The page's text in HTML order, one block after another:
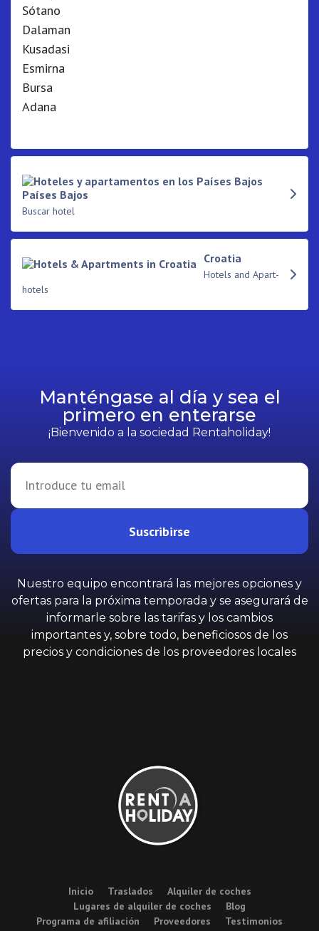
Sótano
Dalaman
Kusadasi
Esmirna
Bursa
Adana
Países Bajos
Buscar hotel
Croatia
Hotels and Apart-
hotels
Manténgase al día y sea el
primero en enterarse
¡Bienvenido a la sociedad Rentaholiday!
Suscribirse
Nuestro equipo encontrará las mejores opciones y
ofertas para la próxima temporada y se asegurará de
informarle sobre las tarifas y los cambios
importantes y, sobre todo, beneficiosos de los
precios y condiciones de los proveedores locales
Inicio Traslados
Alquiler de coches
Lugares de alquiler de coches
Blog
Programa de afiliación
Proveedores
Testimonios